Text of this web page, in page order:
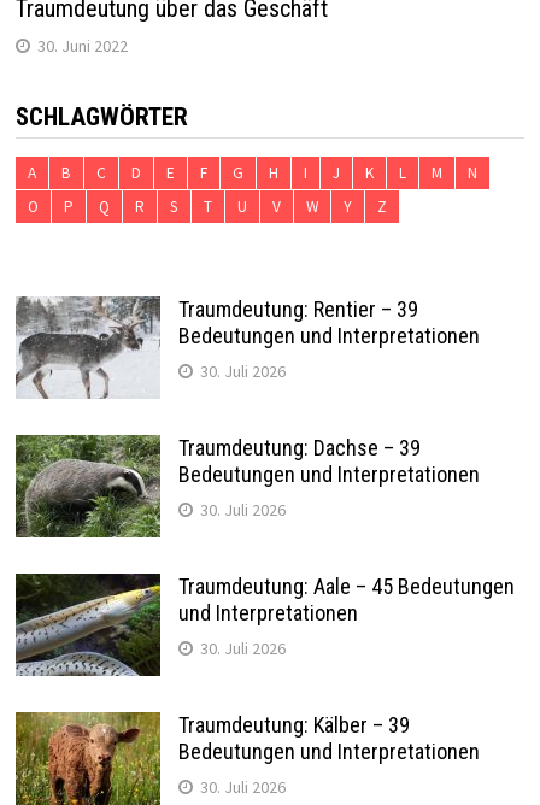
Traumdeutung über das Geschäft
30. Juni 2022
SCHLAGWÖRTER
A B C D E F G H I J K L M
N
O
P Q R S T U V W Y Z
Traumdeutung: Rentier – 39
Bedeutungen und Interpretationen
30. Juli 2026
Traumdeutung: Dachse – 39
Bedeutungen und Interpretationen
30. Juli 2026
Traumdeutung: Aale – 45 Bedeutungen
und Interpretationen
30. Juli 2026
Traumdeutung: Kälber – 39
Bedeutungen und Interpretationen
30. Juli 2026